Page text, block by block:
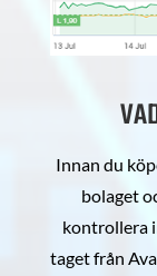
Innan du
bolaget
kontrollera
taget från